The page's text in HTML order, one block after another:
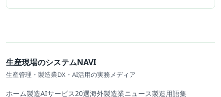
生産現場のシステムNAVI
生産管理・製造業DX・AI活用の実務メディア
ホーム製造AIサービス20選海外製造業ニュース製造用語集